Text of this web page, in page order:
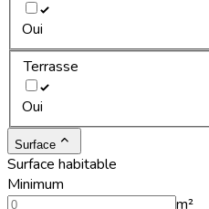
Oui
Terrasse
Oui
Surface
Surface habitable
Minimum
m²